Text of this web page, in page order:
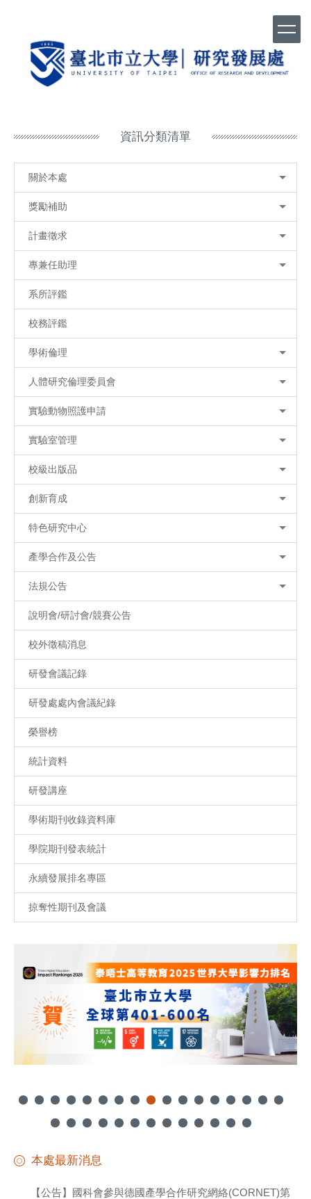
資訊分類清單
關於本處
獎勵補助
計畫徵求
專兼任助理
系所評鑑
校務評鑑
學術倫理
人體研究倫理委員會
實驗動物照護申請
實驗室管理
校級出版品
創新育成
特色研究中心
產學合作及公告
法規公告
說明會/研討會/競賽公告
校外徵稿消息
研發會議記錄
研發處處內會議紀錄
榮譽榜
統計資料
研發講座
學術期刊收錄資料庫
學院期刊發表統計
永續發展排名專區
掠奪性期刊及會議
本處最新消息
【公告】國科會參與德國產學合作研究網絡(CORNET)第